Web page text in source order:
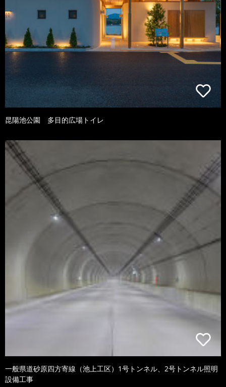
昆陽池公園 多目的広場トイレ
一般県道砂原四方寄線（池上工区）1号トンネル、2号トンネル照明
設備工事